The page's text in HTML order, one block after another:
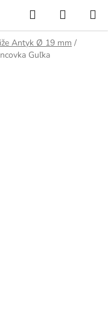
Hľadať
KOŠÍK
Antyk Ø 19 mm /
Guľka